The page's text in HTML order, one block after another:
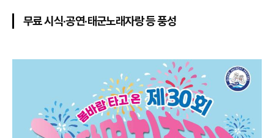
무료 시식·공연·태군노래자랑 등 풍성